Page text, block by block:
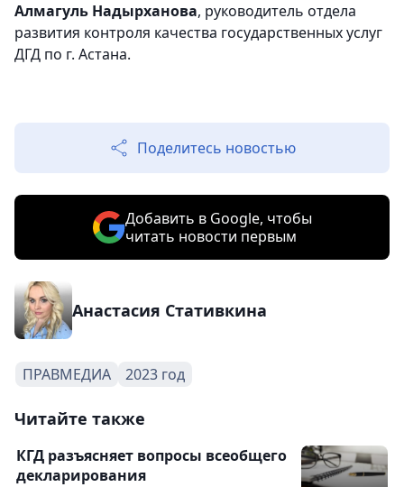
Алмагуль Надырханова, руководитель отдела
развития контроля качества государственных услуг
ДГД по г. Астана.
Поделитесь новостью
Добавить в Google, чтобы
читать новости первым
Анастасия Стативкина
ПРАВМЕДИА 2023 год
Читайте также
КГД разъясняет вопросы всеобщего
декларирования